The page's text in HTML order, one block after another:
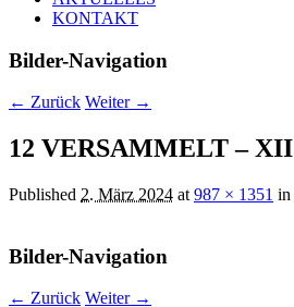
KONTAKT
Bilder-Navigation
← Zurück Weiter →
12 VERSAMMELT – XII
Published 2. März 2024 at 987 × 1351 in
Bilder-Navigation
← Zurück Weiter →